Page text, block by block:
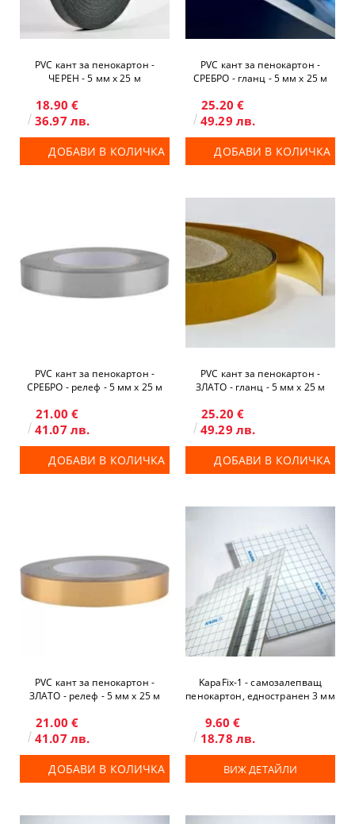
PVC кант за пенокартон -
ЧЕРЕН - 5 мм x 25 м
18.90 €
36.97 лв.
ДОБАВИ В КОЛИЧКА
PVC кант за пенокартон -
СРЕБРО - гланц - 5 мм x 25 м
25.20 €
49.29 лв.
ДОБАВИ В КОЛИЧКА
PVC кант за пенокартон -
СРЕБРО - релеф - 5 мм x 25 м
21.00 €
41.07 лв.
ДОБАВИ В КОЛИЧКА
PVC кант за пенокартон -
ЗЛАТО - гланц - 5 мм x 25 м
25.20 €
49.29 лв.
ДОБАВИ В КОЛИЧКА
PVC кант за пенокартон -
ЗЛАТО - релеф - 5 мм x 25 м
21.00 €
41.07 лв.
ДОБАВИ В КОЛИЧКА
KapaFix-1 - самозалепващ
пенокартон, едностранен 3 мм
9.60 €
18.78 лв.
ВИЖ ДЕТАЙЛИ